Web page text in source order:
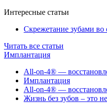
Интересные статьи
Скрежетание зубами во
Читать все статьи
Имплантация
All-on-4® —
Имплантация
All-on-4® —
Жизнь без зубов – это